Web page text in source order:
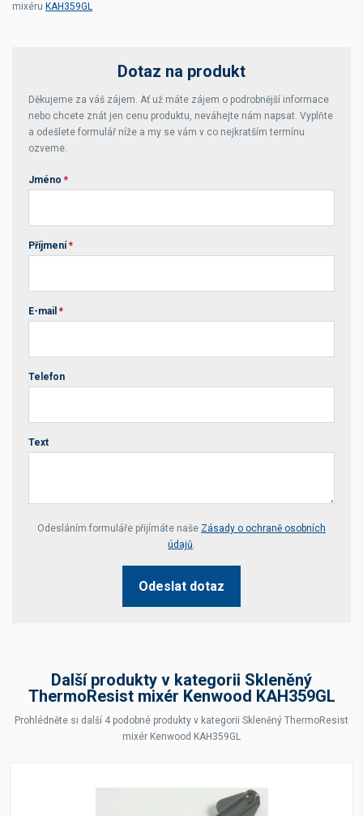
mixéru KAH359GL
Dotaz na produkt
Děkujeme za váš zájem. Ať už máte zájem o podrobnější informace
nebo chcete znát jen cenu produktu, neváhejte nám napsat. Vyplňte
a odešlete formulář níže a my se vám v co nejkratším termínu
ozveme.
Jméno *
Příjmení *
E-mail *
Telefon
Text
Your website *
Odesláním formuláře přijímáte naše Zásady o ochraně osobních
údajů.
Odeslat dotaz
Další produkty v kategorii Skleněný
ThermoResist mixér Kenwood KAH359GL
Prohlédněte si další 4 podobné produkty v kategorii Skleněný ThermoResist
mixér Kenwood KAH359GL